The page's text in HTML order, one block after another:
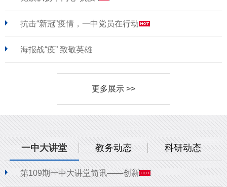
抗击“新冠”疫情，一中党员在行动
海报战“疫” 致敬英雄
更多展示 >>
一中大讲堂 教务动态 科研动态
第109期一中大讲堂简讯——创新